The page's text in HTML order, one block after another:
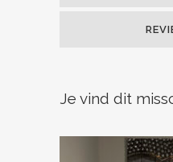
Je vind dit